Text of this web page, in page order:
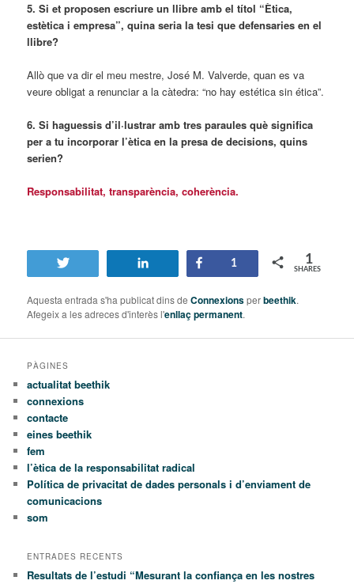
5. Si et proposen escriure un llibre amb el títol “Ètica,
estètica i empresa”, quina seria la tesi que defensaries en el
llibre?
Allò que va dir el meu mestre, José M. Valverde, quan es va
veure obligat a renunciar a la càtedra: “no hay estética sin ética”.
6. Si haguessis d’il·lustrar amb tres paraules què significa
per a tu incorporar l’ètica en la presa de decisions, quins
serien?
Responsabilitat, transparència, coherència.
Share
1
SHARES
1
Aquesta entrada s'ha publicat dins deConnexionsperbeethik.
Afegeix a les adreces d'interès l'enllaç permanent.
PÀGINES
actualitat beethik
connexions
contacte
eines beethik
fem
l’ètica de la responsabilitat radical
Política de privacitat de dades personals i d’enviament de
comunicacions
som
ENTRADES RECENTS
Resultats de l’estudi “Mesurant la confiança en les nostres